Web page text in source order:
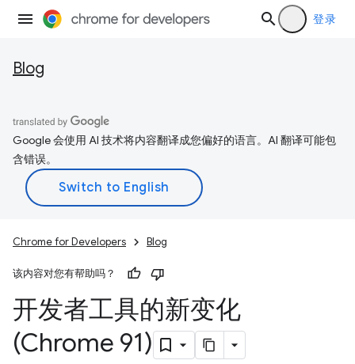
登录
Blog
Google 会使用 AI 技术将内容翻译成您偏好的语言。AI 翻译可能包
含错误。
Chrome for Developers Blog
该内容对您有帮助吗？
开发者工具的新变化
(Chrome 91)